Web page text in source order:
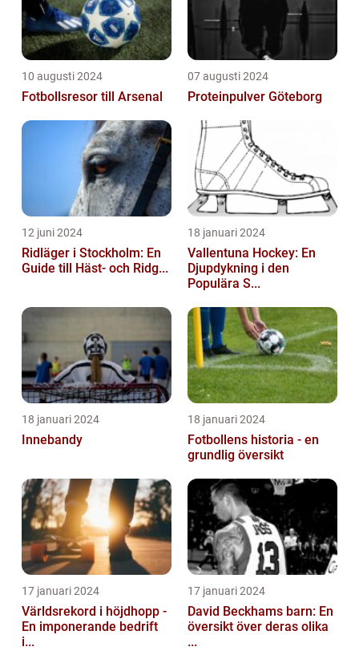
10 augusti 2024
Fotbollsresor till Arsenal
07 augusti 2024
Proteinpulver Göteborg
12 juni 2024
Ridläger i Stockholm: En
Guide till Häst- och Ridg...
18 januari 2024
Vallentuna Hockey: En
Djupdykning i den
Populära S...
18 januari 2024
Innebandy
18 januari 2024
Fotbollens historia - en
grundlig översikt
17 januari 2024
Världsrekord i höjdhopp -
En imponerande bedrift
i...
17 januari 2024
David Beckhams barn: En
översikt över deras olika
...